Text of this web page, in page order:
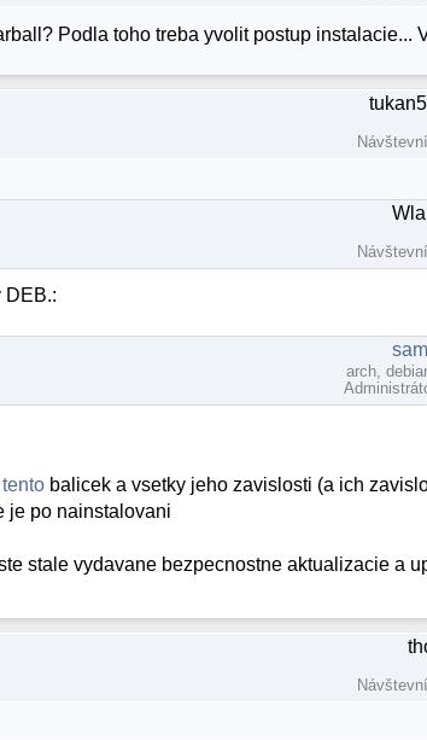
Podla toho treba yvolit postup instalacie...
DEB.:
arch,
tento balicek a vsetky jeho zavislosti (a ich
je po nainstalovani
stale vydavane bezpecnostne aktualizacie a